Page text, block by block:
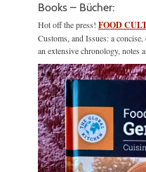
Books – Bücher:
Hot off the press! FOOD
Customs, and Issues: a
an extensive chronology, notes